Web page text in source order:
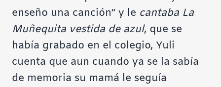
enseño una canción“ y le cantaba La
Muñequita vestida de azul, que se
había grabado en el colegio, Yuli
cuenta que aun cuando ya se la sabía
de memoria su mamá le seguía